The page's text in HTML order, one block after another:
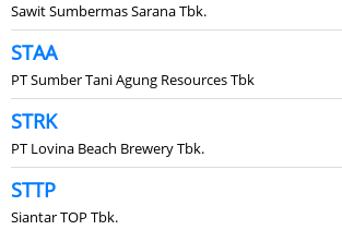
Sawit Sumbermas Sarana Tbk.
STAA
PT Sumber Tani Agung Resources Tbk
STRK
PT Lovina Beach Brewery Tbk.
STTP
Siantar TOP Tbk.